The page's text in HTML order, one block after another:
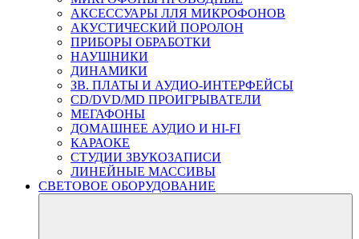
АКСЕССУАРЫ ЛЛЯ МИКРОФОНОВ
АКУСТИЧЕСКИЙ ПОРОЛОН
ПРИБОРЫ ОБРАБОТКИ
НАУШНИКИ
ДИНАМИКИ
ЗВ. ПЛАТЫ И АУДИО-ИНТЕРФЕЙСЫ
CD/DVD/MD ПРОИГРЫВАТЕЛИ
МЕГАФОНЫ
ДОМАШНЕЕ АУДИО И HI-FI
КАРАОКЕ
СТУДИИ ЗВУКОЗАПИСИ
ЛИНЕЙНЫЕ МАССИВЫ
СВЕТОВОЕ ОБОРУДОВАНИЕ